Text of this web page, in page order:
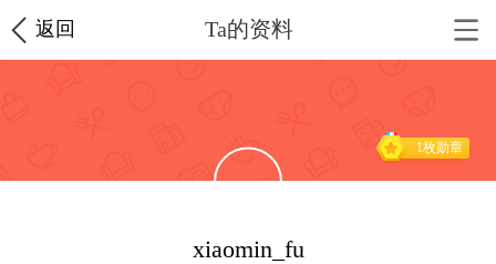
返回 Ta的资料
1枚勋章
xiaomin_fu